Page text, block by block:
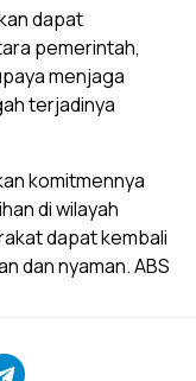
dapat
pemerintah,
menjaga
terjadinya
komitmennya
di wilayah
dapat kembali
dan nyaman. ABS